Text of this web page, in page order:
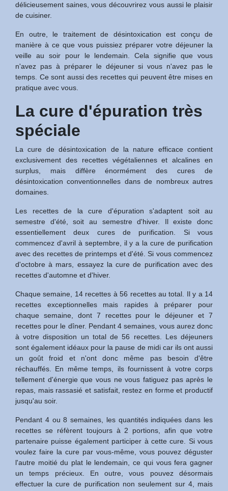
délicieusement saines, vous découvrirez vous aussi le plaisir
de cuisiner.
En outre, le traitement de désintoxication est conçu de
manière à ce que vous puissiez préparer votre déjeuner la
veille au soir pour le lendemain. Cela signifie que vous
n'avez pas à préparer le déjeuner si vous n'avez pas le
temps. Ce sont aussi des recettes qui peuvent être mises en
pratique avec vous.
La cure d'épuration très
spéciale
La cure de désintoxication de la nature efficace contient
exclusivement des recettes végétaliennes et alcalines en
surplus, mais diffère énormément des cures de
désintoxication conventionnelles dans de nombreux autres
domaines.
Les recettes de la cure d'épuration s'adaptent soit au
semestre d'été, soit au semestre d'hiver. Il existe donc
essentiellement deux cures de purification. Si vous
commencez d'avril à septembre, il y a la cure de purification
avec des recettes de printemps et d'été. Si vous commencez
d'octobre à mars, essayez la cure de purification avec des
recettes d'automne et d'hiver.
Chaque semaine, 14 recettes à 56 recettes au total. Il y a 14
recettes exceptionnelles mais rapides à préparer pour
chaque semaine, dont 7 recettes pour le déjeuner et 7
recettes pour le dîner. Pendant 4 semaines, vous aurez donc
à votre disposition un total de 56 recettes. Les déjeuners
sont également idéaux pour la pause de midi car ils ont aussi
un goût froid et n'ont donc même pas besoin d'être
réchauffés. En même temps, ils fournissent à votre corps
tellement d'énergie que vous ne vous fatiguez pas après le
repas, mais rassasié et satisfait, restez en forme et productif
jusqu'au soir.
Pendant 4 ou 8 semaines, les quantités indiquées dans les
recettes se réfèrent toujours à 2 portions, afin que votre
partenaire puisse également participer à cette cure. Si vous
voulez faire la cure par vous-même, vous pouvez déguster
l'autre moitié du plat le lendemain, ce qui vous fera gagner
un temps précieux. En outre, vous pouvez désormais
effectuer la cure de purification non seulement sur 4, mais